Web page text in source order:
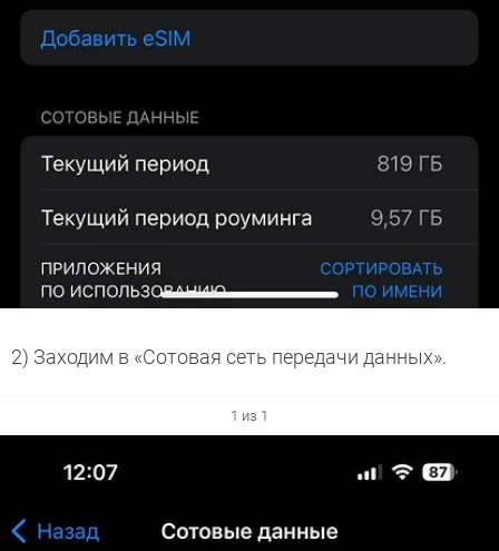
2) Заходим в «Сотовая сеть передачи данных».
1 из 1